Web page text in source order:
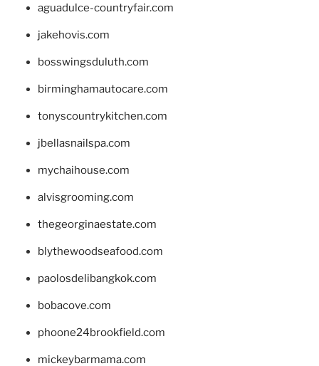
aguadulce-countryfair.com
jakehovis.com
bosswingsduluth.com
birminghamautocare.com
tonyscountrykitchen.com
jbellasnailspa.com
mychaihouse.com
alvisgrooming.com
thegeorginaestate.com
blythewoodseafood.com
paolosdelibangkok.com
bobacove.com
phoone24brookfield.com
mickeybarmama.com